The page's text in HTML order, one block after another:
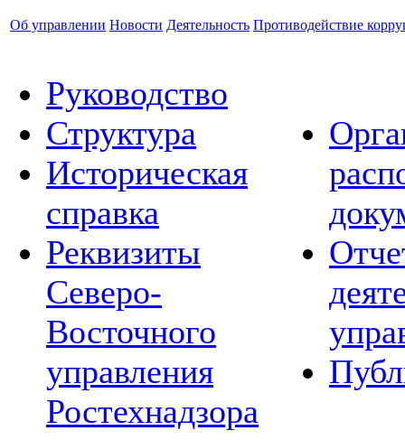
Об управлении Новости Деятельность Противодействие
Руководство
Структура
Историческая
справка
Реквизиты
Северо-
Восточного
управления
Ростехнадзора